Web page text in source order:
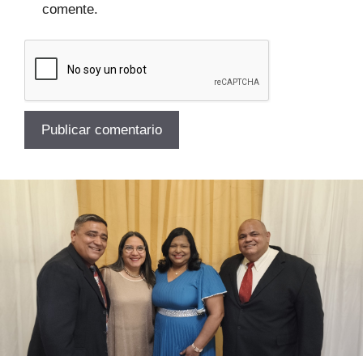
comente.